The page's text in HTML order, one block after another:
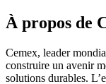
À propos de
Cemex, leader
construire un avenir
solutions durables.